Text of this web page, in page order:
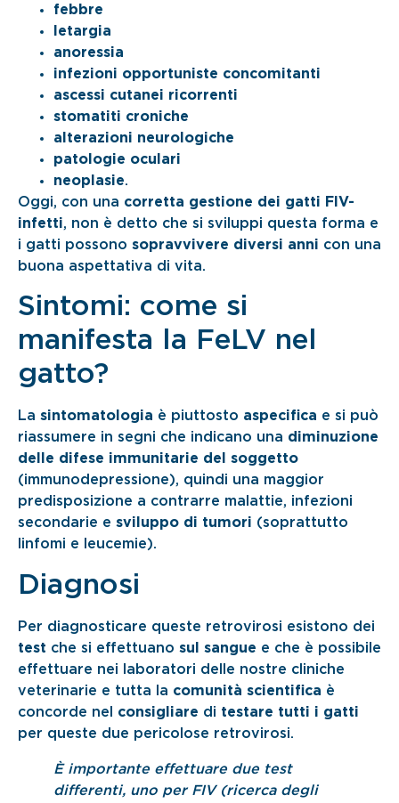
febbre
letargia
anoressia
infezioni opportuniste concomitanti
ascessi cutanei ricorrenti
stomatiti croniche
alterazioni neurologiche
patologie oculari
neoplasie.
Oggi, con una corretta gestione dei gatti FIV-
infetti, non è detto che si sviluppi questa forma e
i gatti possono sopravvivere diversi anni con una
buona aspettativa di vita.
Sintomi: come si
manifesta la FeLV nel
gatto?
La sintomatologia è piuttosto aspecifica e si può
riassumere in segni che indicano una diminuzione
delle difese immunitarie del soggetto
(immunodepressione), quindi una maggior
predisposizione a contrarre malattie, infezioni
secondarie e sviluppo di tumori (soprattutto
linfomi e leucemie).
Diagnosi
Per diagnosticare queste retrovirosi esistono dei
test che si effettuano sul sangue e che è possibile
effettuare nei laboratori delle nostre cliniche
veterinarie e tutta la comunità scientifica è
concorde nel consigliare di testare tutti i gatti
per queste due pericolose retrovirosi.
È importante effettuare due test
differenti, uno per FIV (ricerca degli